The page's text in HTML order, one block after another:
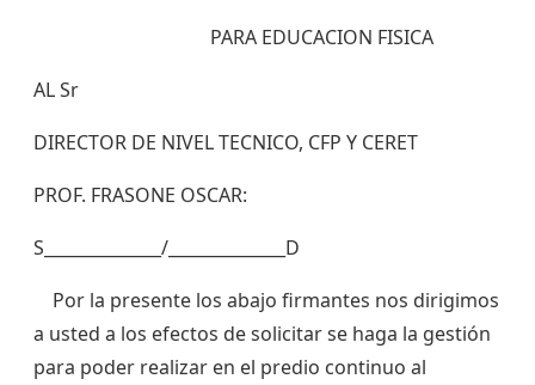
PARA EDUCACION FISICA
AL Sr
DIRECTOR DE NIVEL TECNICO, CFP Y CERET
PROF. FRASONE OSCAR:
S______________/______________D
Por la presente los abajo firmantes nos dirigimos
a usted a los efectos de solicitar se haga la gestión
para poder realizar en el predio continuo al